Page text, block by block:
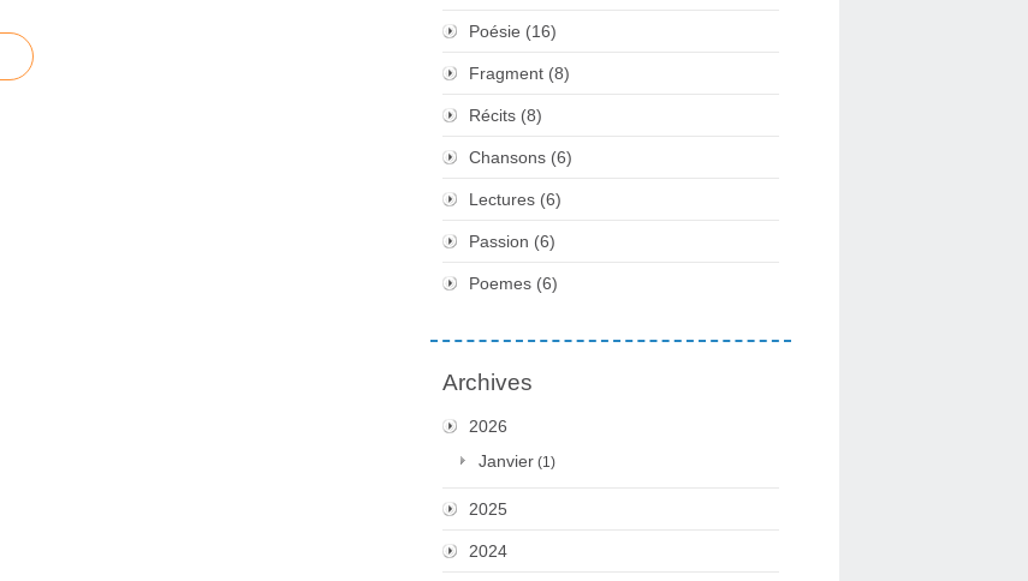
Poésie (16)
Fragment (8)
Récits (8)
Chansons (6)
Lectures (6)
Passion (6)
Poemes (6)
Archives
2026
Janvier (1)
2025
2024